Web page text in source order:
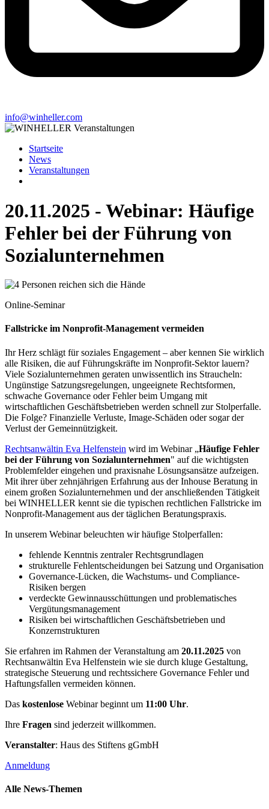
info@winheller.com
Startseite
News
Veranstaltungen
20.11.2025 - Webinar: Häufige
Fehler bei der Führung von
Sozialunternehmen
Online-Seminar
Fallstricke im Nonprofit-Management vermeiden
Ihr Herz schlägt für soziales Engagement – aber kennen Sie wirklich
alle Risiken, die auf Führungskräfte im Nonprofit-Sektor lauern?
Viele Sozialunternehmen geraten unwissentlich ins Straucheln:
Ungünstige Satzungsregelungen, ungeeignete Rechtsformen,
schwache Governance oder Fehler beim Umgang mit
wirtschaftlichen Geschäftsbetrieben werden schnell zur Stolperfalle.
Die Folge? Finanzielle Verluste, Image-Schäden oder sogar der
Verlust der Gemeinnützigkeit.
Rechtsanwältin Eva Helfenstein wird im Webinar „Häufige Fehler
bei der Führung von Sozialunternehmen" auf die wichtigsten
Problemfelder eingehen und praxisnahe Lösungsansätze aufzeigen.
Mit ihrer über zehnjährigen Erfahrung aus der Inhouse Beratung in
einem großen Sozialunternehmen und der anschließenden Tätigkeit
bei WINHELLER kennt sie die typischen rechtlichen Fallstricke im
Nonprofit-Management aus der täglichen Beratungspraxis.
In unserem Webinar beleuchten wir häufige Stolperfallen:
fehlende Kenntnis zentraler Rechtsgrundlagen
strukturelle Fehlentscheidungen bei Satzung und Organisation
Governance-Lücken, die Wachstums- und Compliance-
Risiken bergen
verdeckte Gewinnausschüttungen und problematisches
Vergütungsmanagement
Risiken bei wirtschaftlichen Geschäftsbetrieben und
Konzernstrukturen
Sie erfahren im Rahmen der Veranstaltung am 20.11.2025 von
Rechtsanwältin Eva Helfenstein wie sie durch kluge Gestaltung,
strategische Steuerung und rechtssichere Governance Fehler und
Haftungsfallen vermeiden können.
Das kostenlose Webinar beginnt um 11:00 Uhr.
Ihre Fragen sind jederzeit willkommen.
Veranstalter: Haus des Stiftens gGmbH
Anmeldung
Alle News-Themen